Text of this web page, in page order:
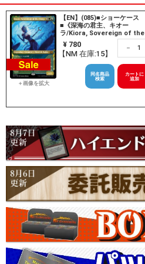
【EN】(085)■ショーケース
■《深海の君主、キオー
ラ/Kiora, Sovereign of the
Deep》[MAT-BF] 金R
¥ 780
【NM 在庫:15】
－
カートに
追加
同名商品
検索